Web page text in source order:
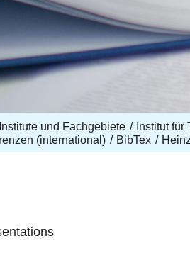
Institute und Fachgebiete
Institut
(international) BibTex